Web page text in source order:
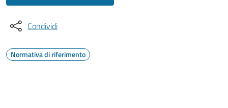
Condividi
Normativa di riferimento